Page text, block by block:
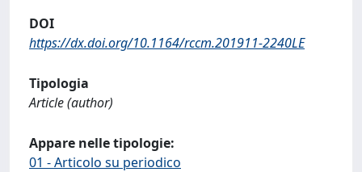
DOI
https://dx.doi.org/10.1164/rccm.201911-2240LE
Tipologia
Article (author)
Appare nelle tipologie:
01 - Articolo su periodico